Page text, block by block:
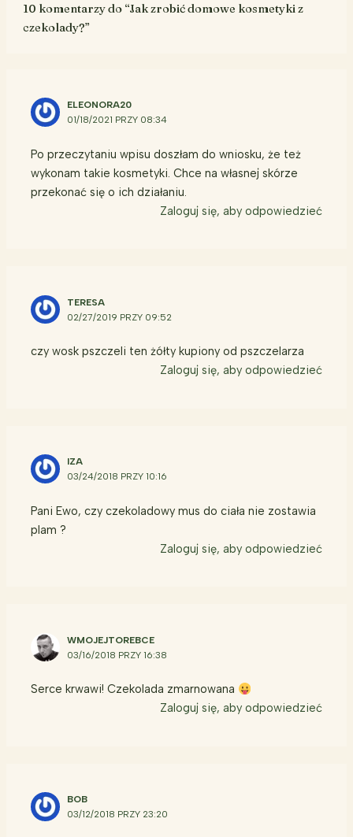
10 komentarzy do “Jak zrobić domowe kosmetyki z
czekolady?”
ELEONORA20
01/18/2021 PRZY 08:34
Po przeczytaniu wpisu doszłam do wniosku, że też
wykonam takie kosmetyki. Chce na własnej skórze
przekonać się o ich działaniu.
Zaloguj się, aby odpowiedzieć
TERESA
02/27/2019 PRZY 09:52
czy wosk pszczeli ten żółty kupiony od pszczelarza
Zaloguj się, aby odpowiedzieć
IZA
03/24/2018 PRZY 10:16
Pani Ewo, czy czekoladowy mus do ciała nie zostawia
plam ?
Zaloguj się, aby odpowiedzieć
WMOJEJTOREBCE
03/16/2018 PRZY 16:38
Serce krwawi! Czekolada zmarnowana
Zaloguj się, aby odpowiedzieć
BOB
03/12/2018 PRZY 23:20